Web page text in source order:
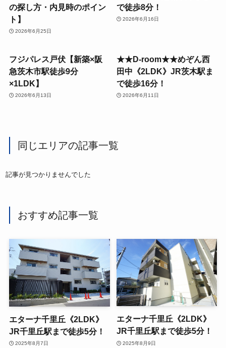
の探し方・内見時のポイン
ト】
2026年6月25日
で徒歩8分！
2026年6月16日
フジパレス戸伏【新築×阪
急茨木市駅徒歩9分
×1LDK】
2026年6月13日
★★D-room★★めぞん西
田中《2LDK》JR茨木駅ま
で徒歩16分！
2026年6月11日
同じエリアの記事一覧
記事が見つかりませんでした
おすすめ記事一覧
エターナ千里丘《2LDK》
JR千里丘駅まで徒歩5分！
2025年8月7日
エターナ千里丘《2LDK》
JR千里丘駅まで徒歩5分！
2025年8月9日